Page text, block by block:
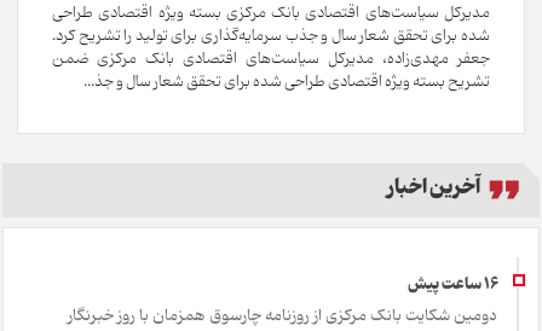
مدیرکل سیاست‌های اقتصادی بانک مرکزی بسته ویژه اقتصادی طراحی
شده برای تحقق شعار سال و جذب سرمایه‌گذاری برای تولید را تشریح کرد.
جعفر مهدی‌زاده، مدیرکل سیاست‌های اقتصادی بانک مرکزی ضمن
تشریح بسته ویژه اقتصادی طراحی شده برای تحقق شعار سال و جذ...
آخرین اخبار
دومین شکایت بانک مرکزی از روزنامه چارسوق همزمان با روز خبرنگار